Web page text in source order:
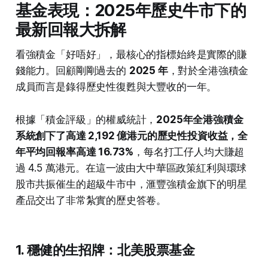
基金表現：2025年歷史牛市下的
最新回報大拆解
看強積金「好唔好」，最核心的指標始終是實際的賺
錢能力。回顧剛剛過去的 2025 年，對於全港強積金
成員而言是錄得歷史性復甦與大豐收的一年。
根據「積金評級」的權威統計， 2025年全港強積金
系統創下了高達 2,192 億港元的歷史性投資收益，全
年平均回報率高達 16.73% ，每名打工仔人均大賺超
過 4.5 萬港元。在這一波由大中華區政策紅利與環球
股市共振催生的超級牛市中，滙豐強積金旗下的明星
產品交出了非常紮實的歷史答卷。
1. 穩健的生招牌：北美股票基金